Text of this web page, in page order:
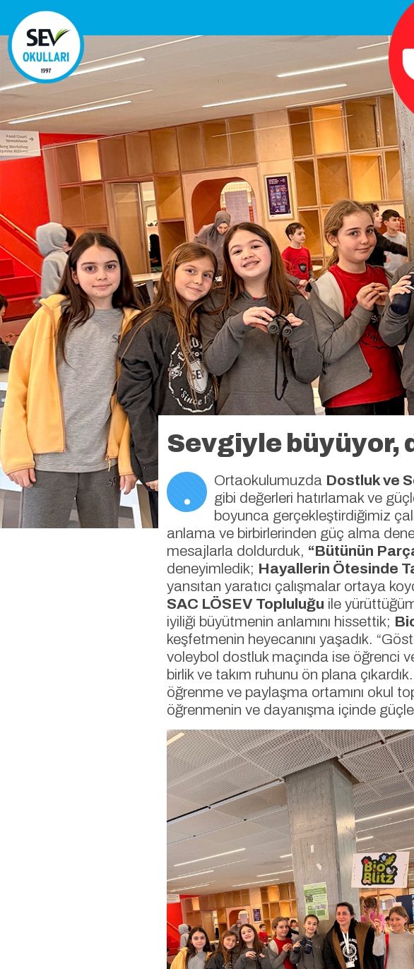
Sevgiyle
. Ortaokulumuzda Dostluk ve
gibi değerleri hatırlamak ve
boyunca gerçekleştirdiğimiz
anlama ve birbirlerinden güç alma
mesajlarla doldurduk, “Bütünün
deneyimledik; Hayallerin Ötesinde
yansıtan yaratıcı çalışmalar ortaya
SAC LÖSEV Topluluğu ile
iyiliği büyütmenin anlamını hissettik;
keşfetmenin heyecanını yaşadık.
voleybol dostluk maçında ise öğrenci
birlik ve takım ruhunu ön plana
öğrenme ve paylaşma ortamını okul
öğrenmenin ve dayanışma içinde